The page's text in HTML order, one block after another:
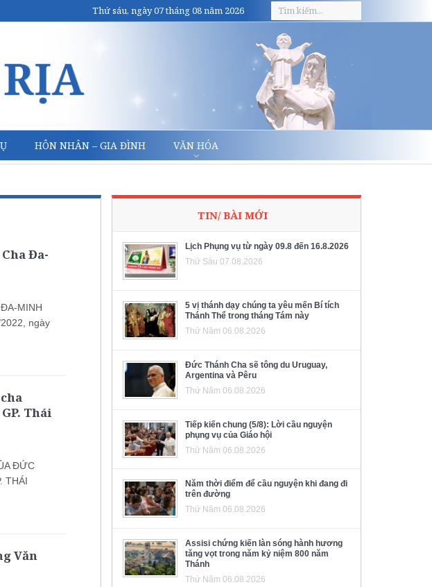
Thứ sáu, ngày 07 tháng 08 năm 2026
HÔN NHÂN – GIA ĐÌNH VĂN HÓA
Đa-
MINH
ngày
Thái
ĐỨC
THÁI
Văn
TIN/ BÀI MỚI
Lịch Phụng vụ từ ngày 09.8 đến 16.8.2026
Thứ Sáu 07.08.2026
5 vị thánh dạy chúng ta yêu mến Bí tích
Thánh Thể trong tháng Tám này
Thứ Năm 06.08.2026
Đức Thánh Cha sẽ tông du Uruguay,
Argentina và Pêru
Thứ Năm 06.08.2026
Tiếp kiến chung (5/8): Lời cầu nguyện
phụng vụ của Giáo hội
Thứ Năm 06.08.2026
Năm thời điểm để cầu nguyện khi đang đi
trên đường
Thứ Năm 06.08.2026
Assisi chứng kiến làn sóng hành hương
tăng vọt trong năm kỷ niệm 800 năm
Thánh
Thứ Năm 06.08.2026